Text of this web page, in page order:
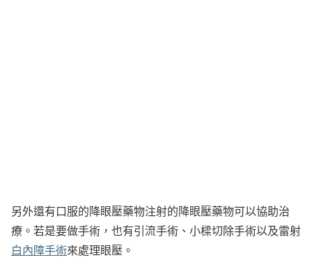
另外還有口服的降眼壓藥物注射的降眼壓藥物可以協助治
療。若是要做手術，也有引流手術、小樑切除手術以及雷射
白內障手術來處理眼壓。